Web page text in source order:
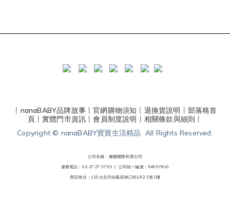
丨 nanaBABY品牌故事丨官網購物須知 丨 退換貨說明 丨 部落格首
頁丨 實體門市資訊 丨會員制度說明 丨 相關條款與細則 丨
Copyright © nanaBABY寶寶生活精品 All Rights Reserved.
公司名稱：娜娜國際有限公司
服務電話：02-2727-3755 丨 公司統一編號：54667810
商店地址：110台北市信義區林口街182-1號1樓